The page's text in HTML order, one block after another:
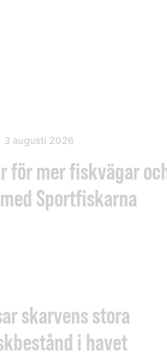
3 augusti 2026
för mer fiskvägar
Sportfiskarna
skarvens stora
i havet